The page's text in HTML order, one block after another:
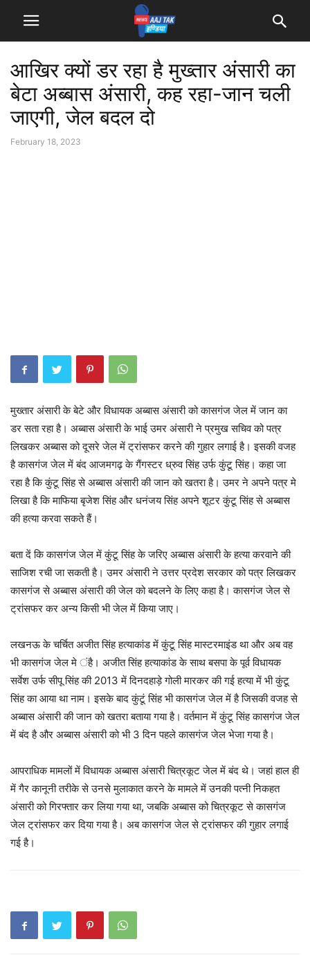
आखिर क्यों डर रहा है मुख्तार अंसारी का
बेटा अब्बास अंसारी, कह रहा-जान चली
जाएगी, जेल बदल दो
February 18, 2023
मुख्तार अंसारी के बेटे और विधायक अब्बास अंसारी को कासगंज जेल में जान का
डर सता रहा है। अब्बास अंसारी के भाई उमर अंसारी ने प्रमुख सचिव को पत्र
लिखकर अब्बास को दूसरे जेल में ट्रांसफर करने की गुहार लगाई है। इसकी वजह
है कासगंज जेल में बंद आजमगढ़ के गैंगस्टर ध्रुव सिंह उर्फ कुंटू सिंह। कहा जा
रहा है कि कुंटू सिंह से अब्बास अंसारी की जान को खतरा है। उमर ने अपने पत्र मे
लिखा है कि माफिया बृजेश सिंह और धनंजय सिंह अपने शूटर कुंटू सिंह से अब्बास
की हत्या करवा सकते हैं।
बता दें कि कासगंज जेल में कुंटू सिंह के जरिए अब्बास अंसारी के हत्या करवाने की
साजिश रची जा सकती है। उमर अंसारी ने उत्तर प्रदेश सरकार को पत्र लिखकर
कासगंज से अब्बास अंसारी की जेल को बदलने के लिए कहा है। कासगंज जेल से
ट्रांसफर कर अन्य किसी भी जेल में किया जाए।
लखनऊ के चर्चित अजीत सिंह हत्याकांड में कुंटू सिंह मास्टरमाइंड था और अब वह
भी कासगंज जेल मे ंहै। अजीत सिंह हत्याकांड के साथ बसपा के पूर्व विधायक
सर्वेश उर्फ सीपू सिंह की 2013 में दिनदहाड़े गोली मारकर की गई हत्या में भी कुंटू
सिंह का आया था नाम। इसके बाद कुंटूं सिंह भी कासगंज जेल में है जिसकी वजह से
अब्बास अंसारी की जान को खतरा बताया गया है। वर्तमान में कुंटू सिंह कासगंज जेल
में बंद है और अब्बास अंसारी को भी 3 दिन पहले कासगंज जेल भेजा गया है।
आपराधिक मामलों में विधायक अब्‍बास अंसारी चित्रकूट जेल में बंद थे। जहां हाल ही
में गैर कानूनी तरीके से उनसे मुलाकात करने के मामले में उनकी पत्नी निकहत
अंसारी को गिरफ्तार कर लिया गया था, जबकि अब्बास को चित्रकूट से कासगंज
जेल ट्रांसफर कर दिया गया है। अब कासगंज जेल से ट्रांसफर की गुहार लगाई
गई है।